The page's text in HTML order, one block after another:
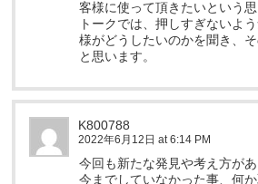
客様に使って頂きたいという思
トークでは、押しすぎないよ
様がどうしたいのかを聞き、
と思います。
K800788
2022年6月12日 at 6:14 PM
今回も新たな発見や考え方があ
今までしていなかった事、何